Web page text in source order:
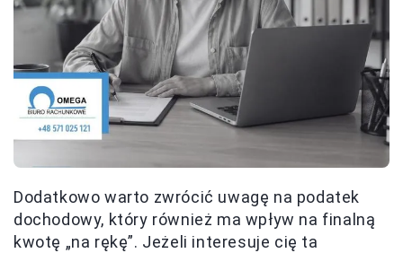
Dodatkowo warto zwrócić uwagę na podatek
dochodowy, który również ma wpływ na finalną
kwotę „na rękę”. Jeżeli interesuje cię ta